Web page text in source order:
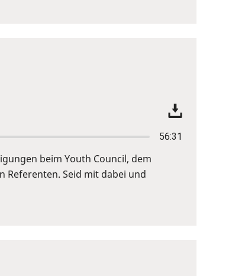
56:31
beim Youth Council, dem
Seid mit dabei und